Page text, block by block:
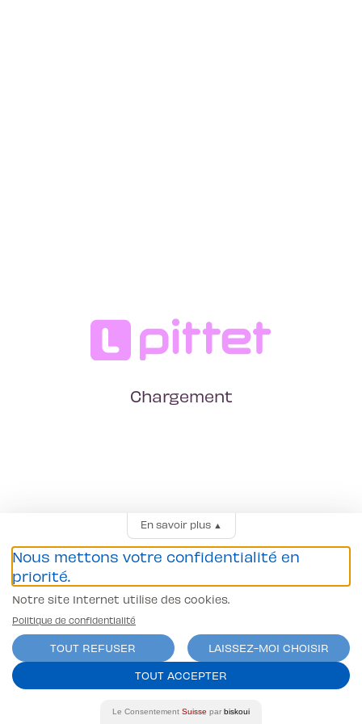
Chargement
En savoir plus▲
Nous mettons votre confidentialité en
priorité.
Notre site Internet utilise des cookies.
Politique de confidentialité
TOUT REFUSER
LAISSEZ-MOI CHOISIR
TOUT ACCEPTER
Le Consentement Suisse par biskoui